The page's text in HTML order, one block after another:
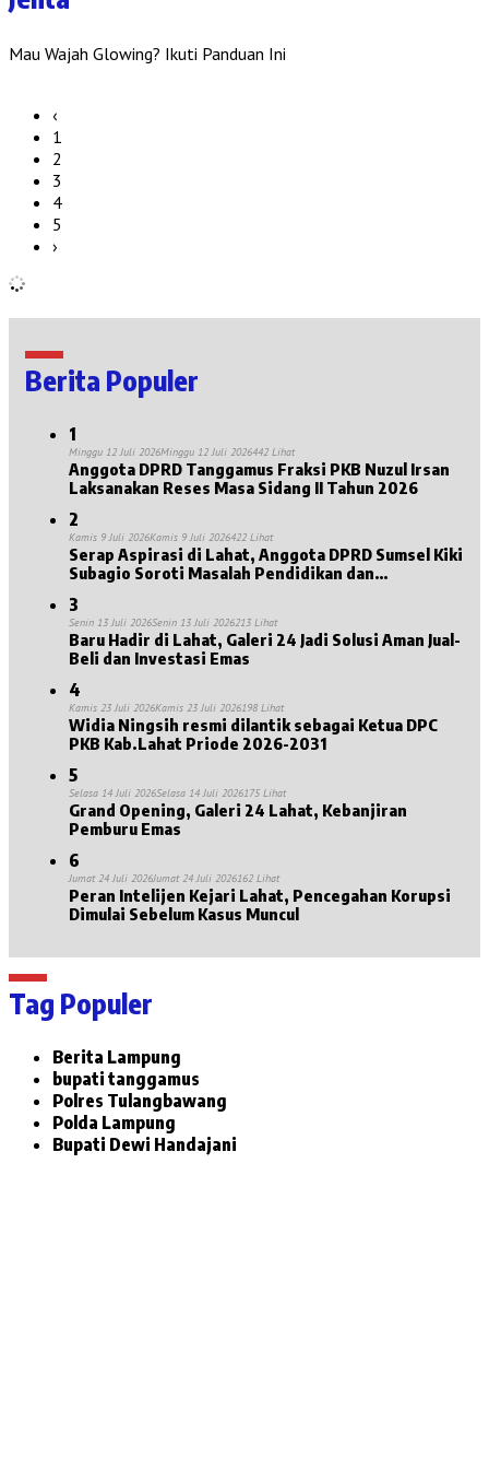
Mau Wajah Glowing? Ikuti Panduan Ini
‹
1
2
3
4
5
›
Berita Populer
1
Minggu 12 Juli 2026Minggu 12 Juli 2026442 Lihat
Anggota DPRD Tanggamus Fraksi PKB Nuzul Irsan
Laksanakan Reses Masa Sidang II Tahun 2026
2
Kamis 9 Juli 2026Kamis 9 Juli 2026422 Lihat
Serap Aspirasi di Lahat, Anggota DPRD Sumsel Kiki
Subagio Soroti Masalah Pendidikan dan
3
Senin 13 Juli 2026Senin 13 Juli 2026213 Lihat
Baru Hadir di Lahat, Galeri 24 Jadi Solusi Aman Jual-
Beli dan Investasi Emas
4
Kamis 23 Juli 2026Kamis 23 Juli 2026198 Lihat
Widia Ningsih resmi dilantik sebagai Ketua DPC
PKB Kab.Lahat Priode 2026-2031
5
Selasa 14 Juli 2026Selasa 14 Juli 2026175 Lihat
Grand Opening, Galeri 24 Lahat, Kebanjiran
Pemburu Emas
6
Jumat 24 Juli 2026Jumat 24 Juli 2026162 Lihat
Peran Intelijen Kejari Lahat, Pencegahan Korupsi
Dimulai Sebelum Kasus Muncul
Tag Populer
Berita Lampung
bupati tanggamus
Polres Tulangbawang
Polda Lampung
Bupati Dewi Handajani